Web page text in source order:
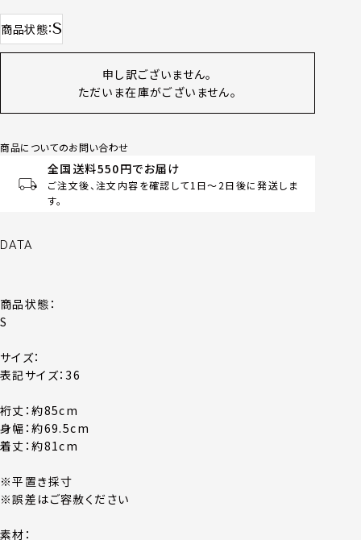
商品状態 S
申し訳ございません。
ただいま在庫がございません。
商品についてのお問い合わせ
全国送料550円でお届け
ご注文後、注文内容を確認して1日～2日後に発送しま
す。
DATA
商品状態：
S
サイズ：
表記サイズ：36
裄丈：約85cm
身幅：約69.5cm
着丈：約81cm
※平置き採寸
※誤差はご容赦ください
素材：